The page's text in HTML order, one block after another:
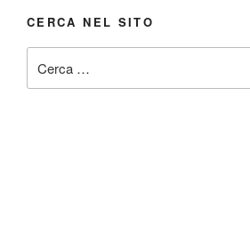
CERCA NEL SITO